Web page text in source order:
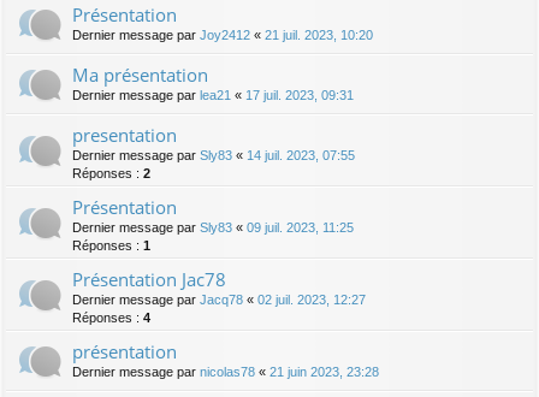
Présentation
Dernier message par Joy2412 « 21 juil. 2023, 10:20
Ma présentation
Dernier message par lea21 « 17 juil. 2023, 09:31
presentation
Dernier message par Sly83 « 14 juil. 2023, 07:55
Réponses : 2
Présentation
Dernier message par Sly83 « 09 juil. 2023, 11:25
Réponses : 1
Présentation Jac78
Dernier message par Jacq78 « 02 juil. 2023, 12:27
Réponses : 4
présentation
Dernier message par nicolas78 « 21 juin 2023, 23:28